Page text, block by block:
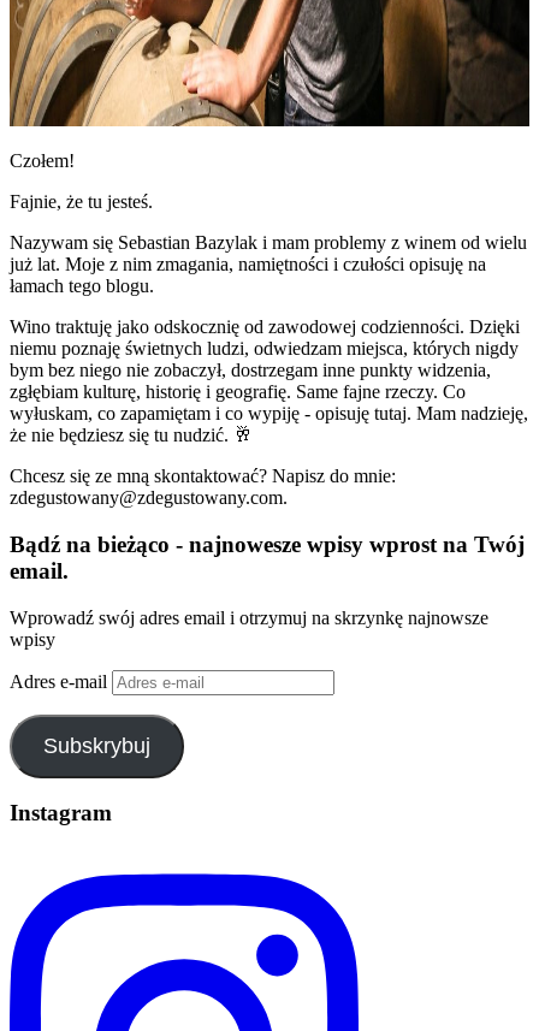
Czołem!
Fajnie, że tu jesteś.
Nazywam się Sebastian Bazylak i mam problemy z winem od wielu
już lat. Moje z nim zmagania, namiętności i czułości opisuję na
łamach tego blogu.
Wino traktuję jako odskocznię od zawodowej codzienności. Dzięki
niemu poznaję świetnych ludzi, odwiedzam miejsca, których nigdy
bym bez niego nie zobaczył, dostrzegam inne punkty widzenia,
zgłębiam kulturę, historię i geografię. Same fajne rzeczy. Co
wyłuskam, co zapamiętam i co wypiję - opisuję tutaj. Mam nadzieję,
że nie będziesz się tu nudzić. 🥂
Chcesz się ze mną skontaktować? Napisz do mnie:
zdegustowany@zdegustowany.com.
Bądź na bieżąco - najnowesze wpisy wprost na Twój
email.
Wprowadź swój adres email i otrzymuj na skrzynkę najnowsze
wpisy
Adres e-mail
Subskrybuj
Instagram